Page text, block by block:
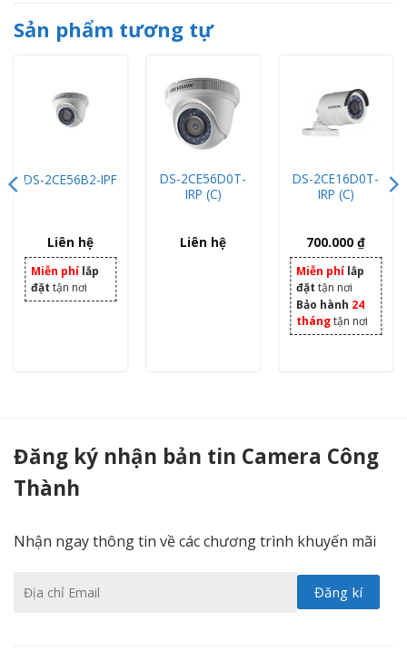
Sản phẩm tương tự
DS-2CE56B2-IPF
Liên hệ
Miễn phí lắp
đặt tận nơi
DS-2CE56D0T-
IRP (C)
Liên hệ
DS-2CE16D0T-
IRP (C)
700.000₫
Miễn phí lắp
đặt tận nơi
Bảo hành 24
thángtận nơi
Đăng ký nhận bản tin Camera Công
Thành
Nhận ngay thông tin về các chương trình khuyến mãi